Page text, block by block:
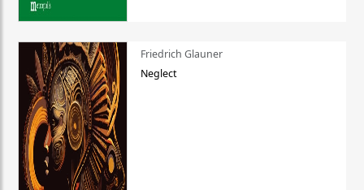
Friedrich Glauner
Neglect